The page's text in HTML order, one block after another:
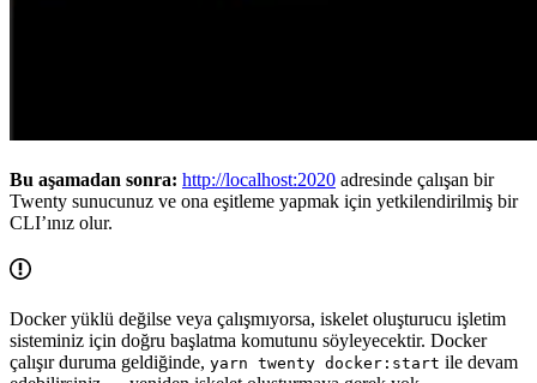
Bu aşamadan sonra: http://localhost:2020 adresinde çalışan bir
Twenty sunucunuz ve ona eşitleme yapmak için yetkilendirilmiş bir
CLI’ınız olur.
Docker yüklü değilse veya çalışmıyorsa, iskelet oluşturucu işletim
sisteminiz için doğru başlatma komutunu söyleyecektir. Docker
çalışır duruma geldiğinde, yarn twenty docker:start ile devam